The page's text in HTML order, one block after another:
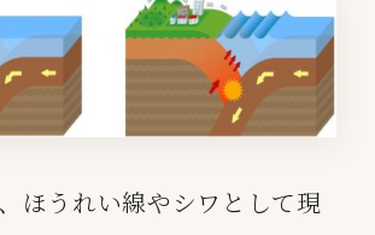
ほうれい線やシワとして現